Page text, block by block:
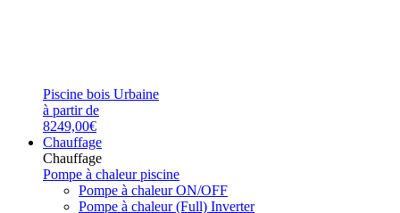
Piscine bois Urbaine
à partir de
8249,00€
Chauffage
Chauffage
Pompe à chaleur piscine
Pompe à chaleur ON/OFF
Pompe à chaleur (Full) Inverter